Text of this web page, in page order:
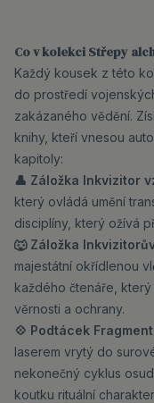
Co v kolekci Střepy
Každý kousek z této
do prostředí
zakázaného vědění.
knihy, kteří vnesou
kapitoly:
👤 Záložka Inkvizitor
který ovládá umění
disciplíny, který ožívá
🐺 Záložka
majestátní okřídlenou
každého čtenáře,
věrnosti a ochrany.
💠 Podtácek
laserem vrytý do
nekonečný cyklus
koutku rituální